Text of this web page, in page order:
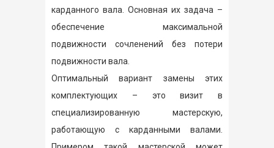
карданного вала. Основная их задача –
обеспечение максимальной
подвижности сочленений без потери
подвижности вала.
Оптимальный вариант замены этих
комплектующих – это визит в
специализированную мастерскую,
работающую с карданными валами.